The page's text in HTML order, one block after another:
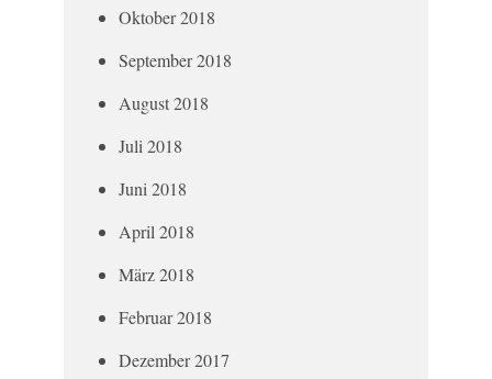
Oktober 2018
September 2018
August 2018
Juli 2018
Juni 2018
April 2018
März 2018
Februar 2018
Dezember 2017